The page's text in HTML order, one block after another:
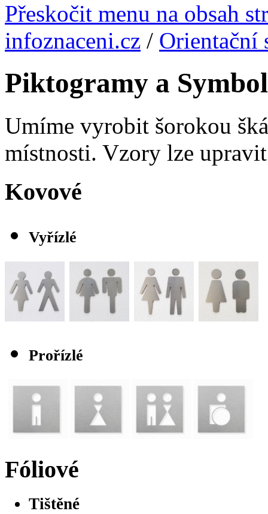
Přeskočit menu na obsah
infoznaceni.cz / Orientační
Piktogramy a
Umíme vyrobit šorokou
místnosti. Vzory lze
Kovové
Vyřízlé
Prořízlé
Fóliové
Tištěné